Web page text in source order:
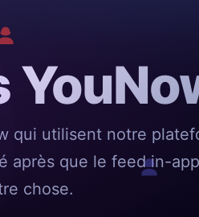
qui utilisent notre
après que le feed in-
chose.